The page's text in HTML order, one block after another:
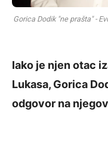
Gorica Dodik "ne prašta" -
Iako je njen otac
Lukasa, Gorica
odgovor na